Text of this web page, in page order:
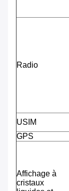
Radio
USIM
GPS
Affichage à
cristaux